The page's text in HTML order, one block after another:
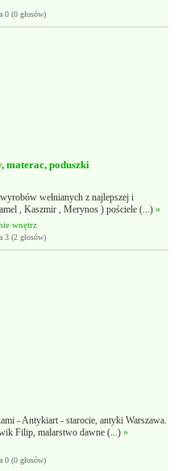
0 (0 głosów)
materac, poduszki
wełnianych z najlepszej i
, Kaszmir , Merynos ) pościele (...)»
wnętrz
3 (2 głosów)
- Antykiart - starocie, antyki Warszawa.
Filip, malarstwo dawne (...)»
0 (0 głosów)